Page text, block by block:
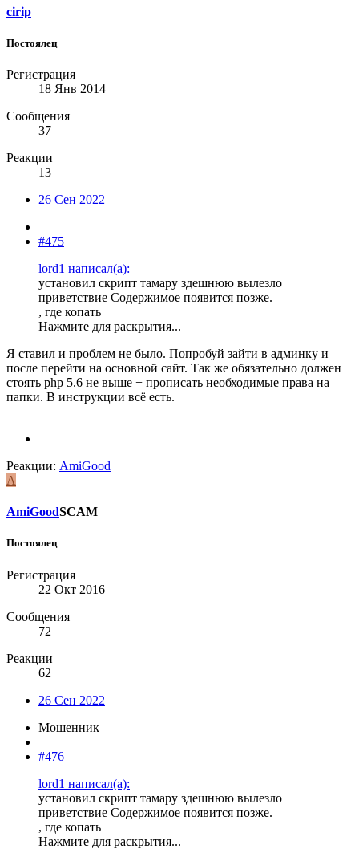
cirip
Постоялец
Регистрация
18 Янв 2014
Сообщения
37
Реакции
13
26 Сен 2022
#475
lord1 написал(а):
установил скрипт тамару здешнюю вылезло
приветствие Содержимое появится позже.
, где копать
Нажмите для раскрытия...
Я ставил и проблем не было. Попробуй зайти в админку и
после перейти на основной сайт. Так же обязательно должен
стоять php 5.6 не выше + прописать необходимые права на
папки. В инструкции всё есть.
Реакции: AmiGood
A
AmiGoodSCAM
Постоялец
Регистрация
22 Окт 2016
Сообщения
72
Реакции
62
26 Сен 2022
Мошенник
#476
lord1 написал(а):
установил скрипт тамару здешнюю вылезло
приветствие Содержимое появится позже.
, где копать
Нажмите для раскрытия...